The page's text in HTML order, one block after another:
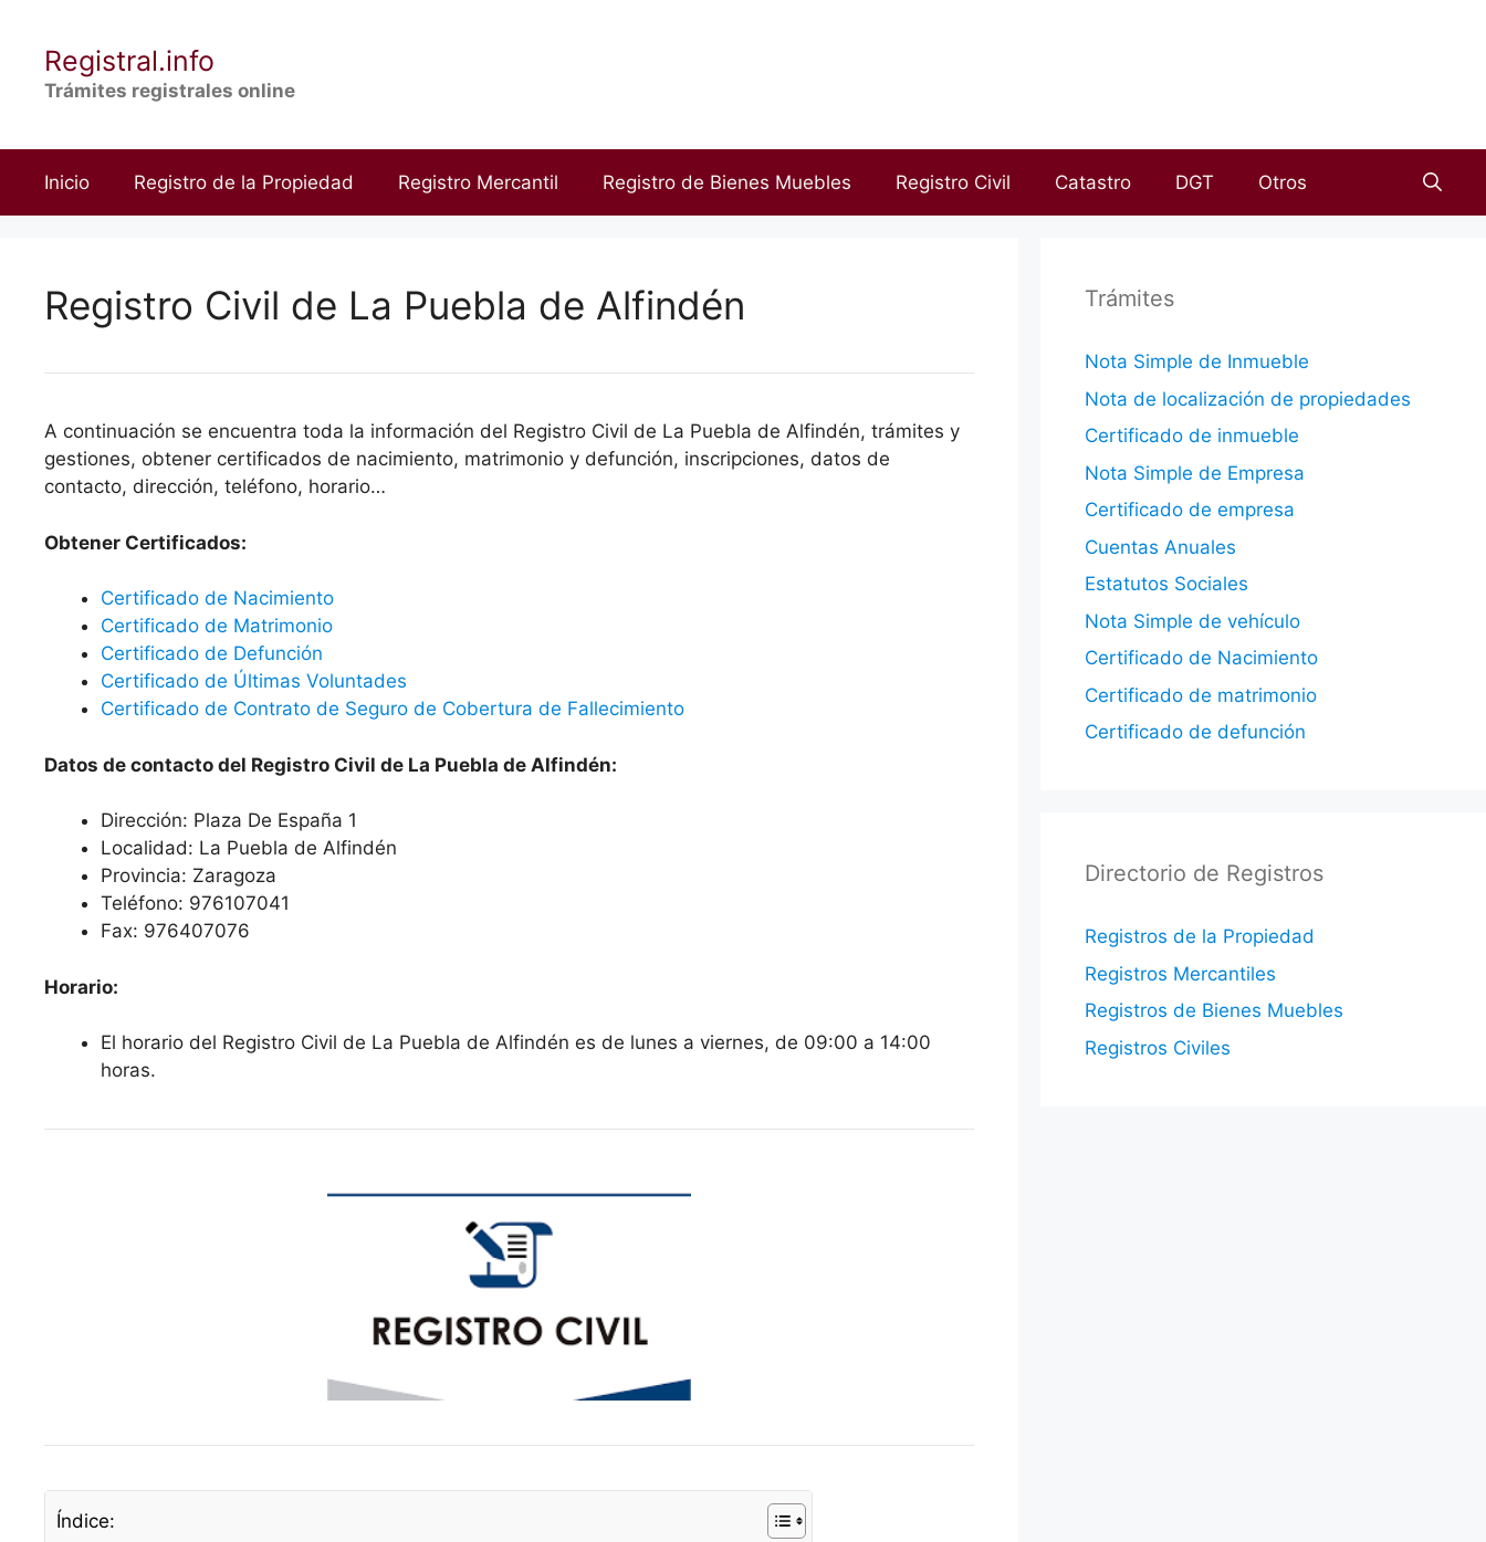
contenidoRegistral.info
Trámites registrales online
Inicio Registro de la Propiedad Registro Mercantil Registro de Bienes Muebles Registro Civil Catastro DGT Otros
Registro Civil de La Puebla de Alfindén
A continuación se encuentra toda la información del Registro Civil de La Puebla de Alfindén, trámites y
gestiones, obtener certificados de nacimiento, matrimonio y defunción, inscripciones, datos de
contacto, dirección, teléfono, horario…
Obtener Certificados:
Certificado de Nacimiento
Certificado de Matrimonio
Certificado de Defunción
Certificado de Últimas Voluntades
Certificado de Contrato de Seguro de Cobertura de Fallecimiento
Datos de contacto del Registro Civil de La Puebla de Alfindén:
Dirección: Plaza De España 1
Localidad: La Puebla de Alfindén
Provincia: Zaragoza
Teléfono: 976107041
Fax: 976407076
Horario:
El horario del Registro Civil de La Puebla de Alfindén es de lunes a viernes, de 09:00 a 14:00
horas.
Índice:
Trámites
Nota Simple de Inmueble
Nota de localización de propiedades
Certificado de inmueble
Nota Simple de Empresa
Certificado de empresa
Cuentas Anuales
Estatutos Sociales
Nota Simple de vehículo
Certificado de Nacimiento
Certificado de matrimonio
Certificado de defunción
Directorio de Registros
Registros de la Propiedad
Registros Mercantiles
Registros de Bienes Muebles
Registros Civiles